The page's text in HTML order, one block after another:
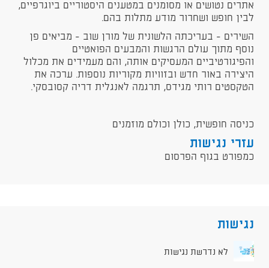
אתרים נטושים או מסומנים במטענים היסטוריים ביוגרפיים,
לבין חופש ושחרור מודע מתלות בהם.
השירים - בעריכתה הלשונית של מורן שוב - מביאים פן
נוסף מתוך עולם הרגשות והמבעים הפואטיים
והפיגורטיביים המעסיקים אותה, והם מעמידים את מכלול
היצירה באור חדש ובזוויות מקוריות נוספות. ערכה את
הטקסטים רותי מגידס, תרגמה לאנגלית דריה קסובסקי.
כניסה חופשית, כולן וכולם מוזמנים
עזרי נגישות
כמפורט בגוף הפרסום
נגישות
לא נדרשת נגישות